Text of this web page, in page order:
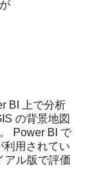
BI 上で分析
の背景地図
Power BI で
利用されてい
アル版で評価